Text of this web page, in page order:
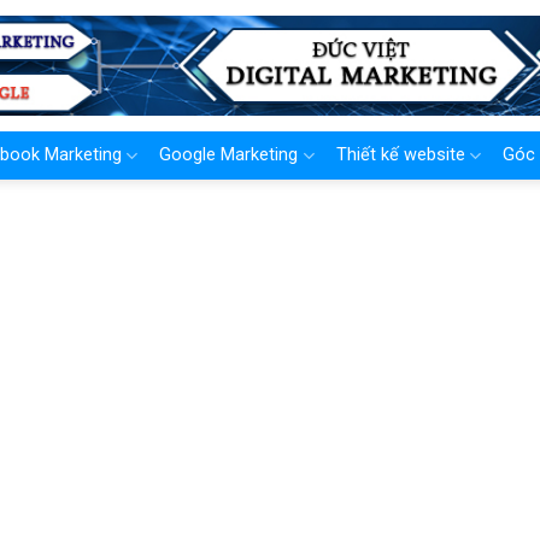
Marketing Google Marketing Thiết kế website Góc